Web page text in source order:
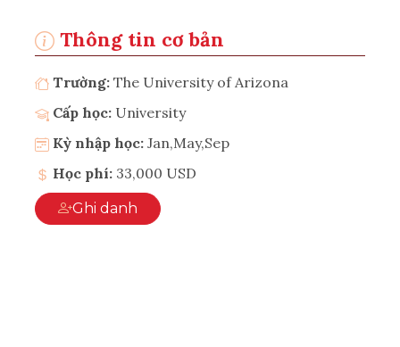
Thông tin cơ bản
Trường: The University of Arizona
Cấp học: University
Kỳ nhập học: Jan,May,Sep
Học phí: 33,000 USD
Ghi danh